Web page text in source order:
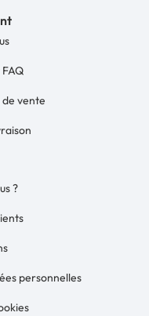
vente
?
personnelles